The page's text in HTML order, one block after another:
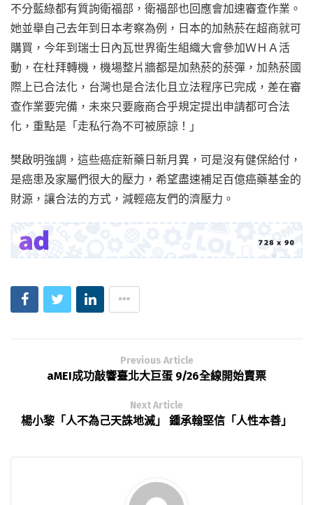
不分藍綠都有質詢衛福部，衛福部也回應會加速審查作業。
她並舉自己去年到日本考察為例，日本的加熱菸在超商就可
購買，今年到瑞士日內瓦世界衛生組織大會參加ＷＨＡ活
動，在杜拜轉機，機場整片牆都是加熱菸的菸彈，加熱菸國
際上已合法化，台灣也是合法化且立法程序已完成，差在審
查作業要完備，未來只要廠商合乎規定提出申請都可合法
化，重點是「走私行為不可被原諒！」
樊啟明強調，這些癌症新藥日新月異，可是沒有健保給付，
是癌患及家屬們很大的壓力，希望盡速補足百億癌藥基金的
財源，讓合法的方式，減輕癌友們的濟壓力。
Previous Article
aMEI成功敲響臺北大巨蛋 9/26全線開始賣票
Next Article
楊小黎「人不為己天誅地滅」 鍾承翰堅信「人性本善」